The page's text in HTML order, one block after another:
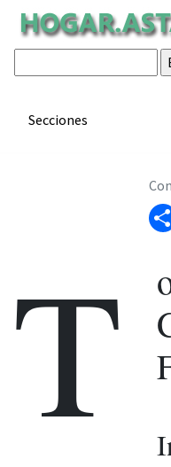
Secciones
ARTÍCULO
Artículo de
T